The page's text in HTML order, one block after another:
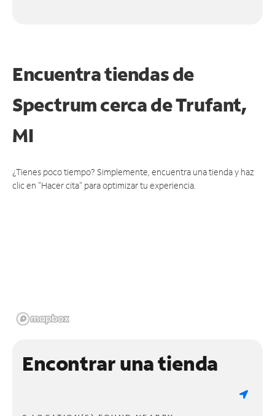
Encuentra tiendas de
Spectrum cerca deTrufant,
MI
¿Tienes poco tiempo? Simplemente, encuentra una tienda y haz
clic en "Hacer cita" para optimizar tu experiencia.
Encontrar una tienda